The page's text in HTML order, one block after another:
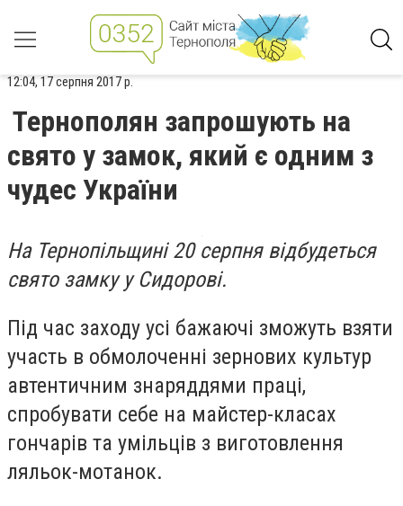
12:04, 17 серпня 2017 р.
Тернополян запрошують на
свято у замок, який є одним з
чудес України
На Тернопільщині 20 серпня відбудеться
свято замку у Сидорові.
Під час заходу усі бажаючі зможуть взяти
участь в обмолоченні зернових культур
автентичним знаряддями праці,
спробувати себе на майстер-класах
гончарів та умільців з виготовлення
ляльок-мотанок.